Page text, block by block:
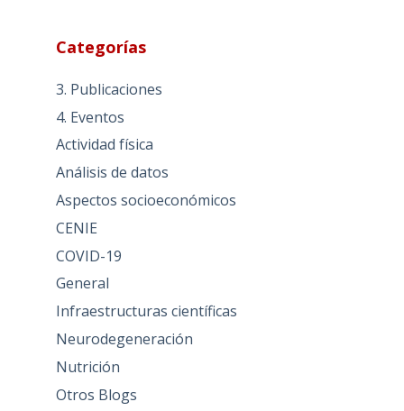
Categorías
3. Publicaciones
4. Eventos
Actividad física
Análisis de datos
Aspectos socioeconómicos
CENIE
COVID-19
General
Infraestructuras científicas
Neurodegeneración
Nutrición
Otros Blogs